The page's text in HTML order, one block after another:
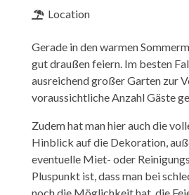
Location
Gerade in denwarmen
gut draußen feiern. Im besten
ausreichend großer Garten zur
voraussichtliche Anzahl Gäste
Zudem hat man hier auch die
Hinblick auf die Dekoration,
eventuelle Miet- oder
Pluspunkt ist, dass man bei